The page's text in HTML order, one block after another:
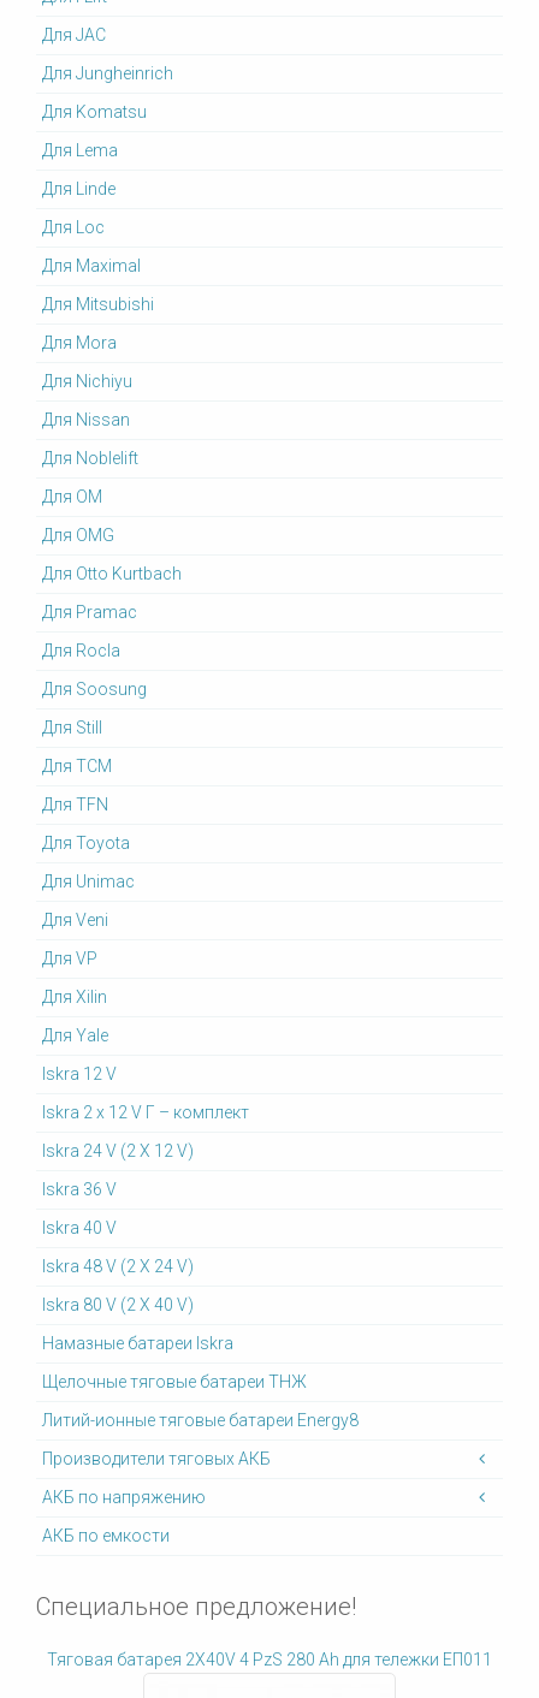
Для JAC
Для Jungheinrich
Для Komatsu
Для Lema
Для Linde
Для Loc
Для Maximal
Для Mitsubishi
Для Mora
Для Nichiyu
Для Nissan
Для Noblelift
Для OM
Для OMG
Для Otto Kurtbach
Для Pramac
Для Rocla
Для Soosung
Для Still
Для TCM
Для TFN
Для Toyota
Для Unimac
Для Veni
Для VP
Для Xilin
Для Yale
Iskra 12 V
Iskra 2 x 12 V Г – комплект
Iskra 24 V (2 X 12 V)
Iskra 36 V
Iskra 40 V
Iskra 48 V (2 X 24 V)
Iskra 80 V (2 X 40 V)
Намазные батареи Iskra
Щелочные тяговые батареи ТНЖ
Литий-ионные тяговые батареи Energy8
Производители тяговых АКБ
АКБ по напряжению
АКБ по емкости
Специальное предложение!
Тяговая батарея 2X40V 4 PzS 280 Ah для тележки ЕП011